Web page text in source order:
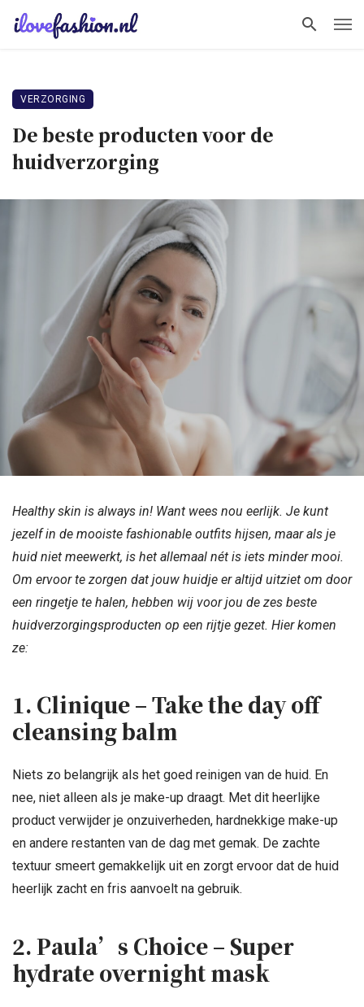
VERZORGING
De beste producten voor de
huidverzorging
Healthy skin is always in! Want wees nou eerlijk. Je kunt
jezelf in de mooiste fashionable outfits hijsen, maar als je
huid niet meewerkt, is het allemaal nét is iets minder mooi.
Om ervoor te zorgen dat jouw huidje er altijd uitziet om door
een ringetje te halen, hebben wij voor jou de zes beste
huidverzorgingsproducten op een rijtje gezet. Hier komen
ze:
1. Clinique – Take the day off
cleansing balm
Niets zo belangrijk als het goed reinigen van de huid. En
nee, niet alleen als je make-up draagt. Met dit heerlijke
product verwijder je onzuiverheden, hardnekkige make-up
en andere restanten van de dag met gemak. De zachte
textuur smeert gemakkelijk uit en zorgt ervoor dat de huid
heerlijk zacht en fris aanvoelt na gebruik.
2. Paula’s Choice – Super
hydrate overnight mask